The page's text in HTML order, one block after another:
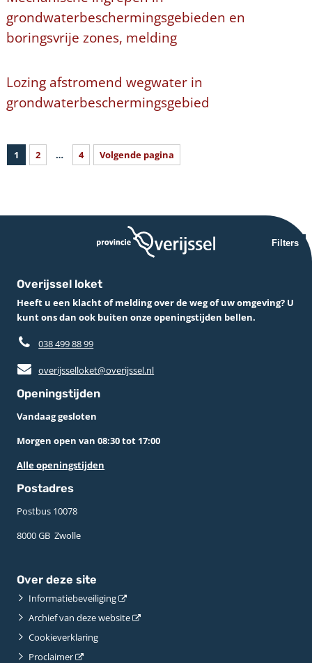
grondwaterbeschermingsgebieden en
boringsvrije zones, melding
Lozing afstromend wegwater in
grondwaterbeschermingsgebied
1 2 … 4 Volgende pagina
Filters
Overijssel loket
Heeft u een klacht of melding over de weg of uw omgeving? U
kunt ons dan ook buiten onze openingstijden bellen.
038 499 88 99
overijsselloket@overijssel.nl
Openingstijden
Vandaag gesloten
Morgen open van 08:30 tot 17:00
Alle openingstijden
Postadres
Postbus 10078 ­
8000 GB ­ Zwolle
Over deze site
Informatiebeveiliging
Archief van deze website
Cookieverklaring
Proclaimer